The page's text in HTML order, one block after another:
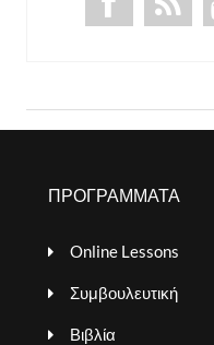
ΠΡΟΓΡΑΜΜΑΤΑ
Online Lessons
Συμβουλευτική
Βιβλία